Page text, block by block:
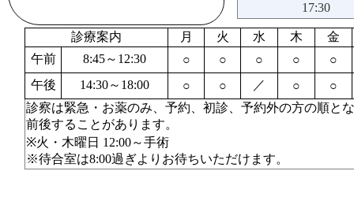
17:30
診療案内 月 火 水 木
金
午前
8:45～12:30 ○ ○ ○ ○
○
午後
14:30～18:00 ○ ○ ／ ○
○
診察は緊急・お薬のみ、予約、初診、予約外の方の順と
前後することがあります。
※火・木曜日 12:00～手術
※待合室は8:00過ぎよりお待ちいただけます。